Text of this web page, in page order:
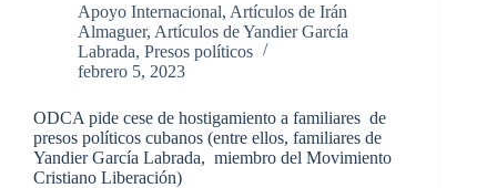
Labrada,
recibió
vista
familiar
26
de
abril
Apoyo Internacional, Artículos de Irán
Almaguer, Artículos de Yandier García
Labrada, Presos políticos
febrero 5, 2023
ODCA pide cese de hostigamiento a familiares de
presos políticos cubanos (entre ellos, familiares de
Yandier García Labrada, miembro del Movimiento
Cristiano Liberación)